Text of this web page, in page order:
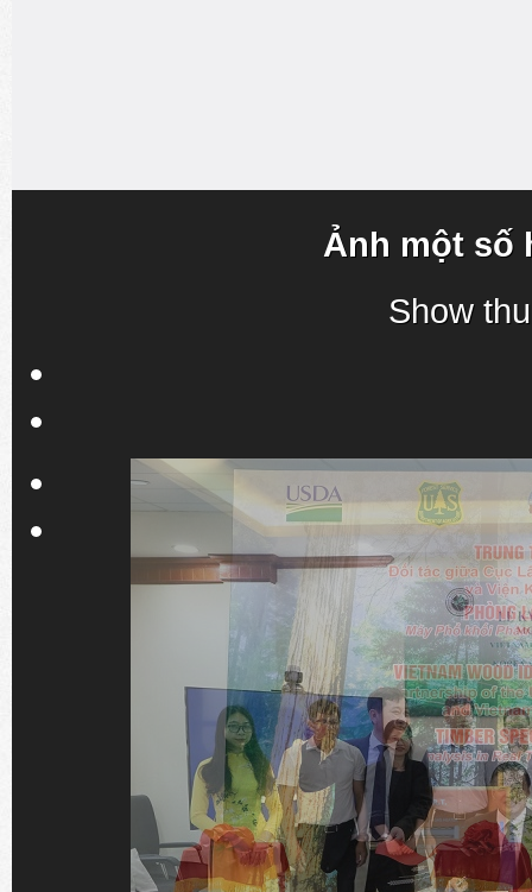
Ảnh một số
Show